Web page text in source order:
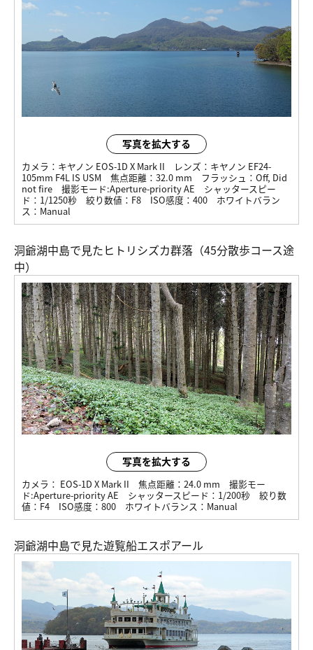
写真を拡大する
カメラ： キヤノン EOS-1D X Mark II レンズ： キヤノン EF24-
105mm F4L IS USM
焦点距離： 32.0 mm フラッシュ： Off, Did
not fire
撮影モード:Aperture-priority AE
シャッタースピー
ド： 1/1250秒 絞り数値： F8 ISO感度： 400
ホワイトバラン
ス： Manual
洞爺湖中島で見たヒトリシズカ群落（45分散歩コース途
中）
写真を拡大する
カメラ： EOS-1D X Mark II 焦点距離： 24.0 mm
撮影モー
ド:Aperture-priority AE シャッタースピード： 1/200秒
絞り数
値： F4 ISO感度： 800 ホワイトバランス： Manual
洞爺湖中島で見た遊覧船エスポアール